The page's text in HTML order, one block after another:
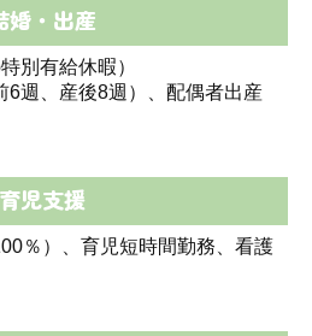
婚・出産
別有給休暇）
6週、産後8週）、配偶者出産
育児支援
％）、育児短時間勤務、看護